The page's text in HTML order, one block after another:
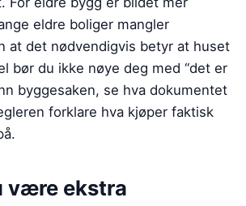
eldre boliger mangler
at det nødvendigvis betyr at huset
bør du ikke nøye deg med “det er
byggesaken, se hva dokumentet
forklare hva kjøper faktisk
være ekstra